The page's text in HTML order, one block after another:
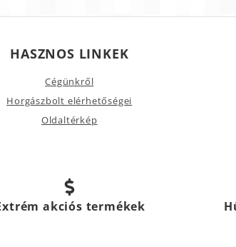
HASZNOS LINKEK
Cégünkről
Horgászbolt elérhetőségei
Oldaltérkép
akciós termékek